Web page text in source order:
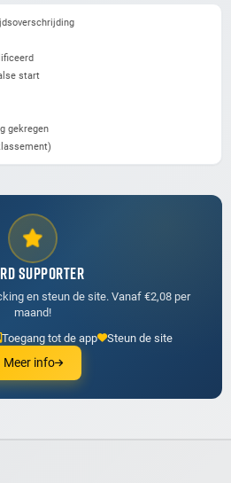
start
gekregen
SUPPORTER
en steun de site. Vanaf €2,08 per
maand!
Toegang tot de app Steun de site
Meer info